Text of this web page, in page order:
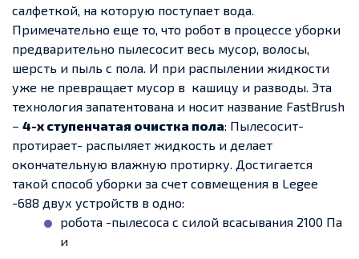
салфеткой, на которую поступает вода.
Примечательно еще то, что робот в процессе уборки
предварительно пылесосит весь мусор, волосы,
шерсть и пыль с пола. И при распылении жидкости
уже не превращает мусор в кашицу и разводы. Эта
технология запатентована и носит название FastBrush
– 4-х ступенчатая очистка пола: Пылесосит-
протирает- распыляет жидкость и делает
окончательную влажную протирку. Достигается
такой способ уборки за счет совмещения в Legee
-688 двух устройств в одно:
робота -пылесоса с силой всасывания 2100 Па
и